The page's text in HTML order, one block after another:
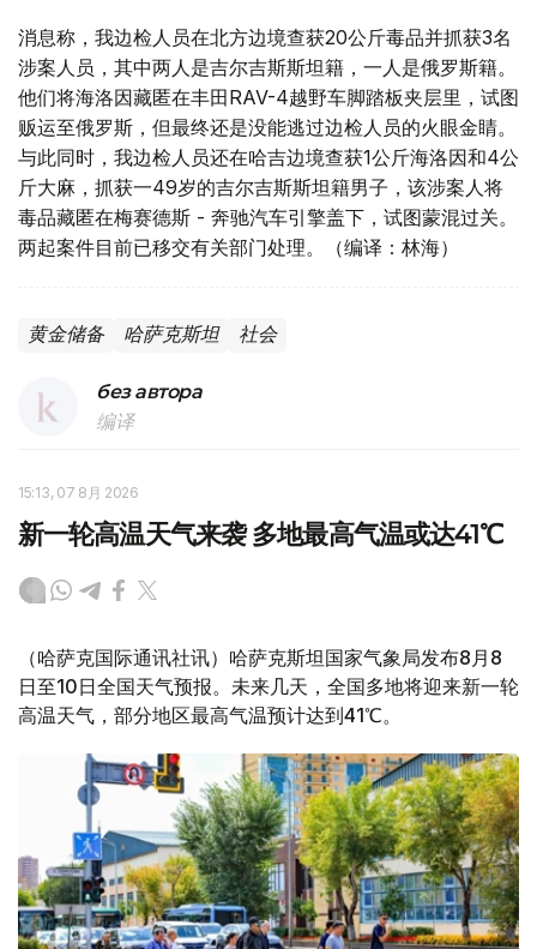
消息称，我边检人员在北方边境查获20公斤毒品并抓获3名
涉案人员，其中两人是吉尔吉斯斯坦籍，一人是俄罗斯籍。
他们将海洛因藏匿在丰田RAV-4越野车脚踏板夹层里，试图
贩运至俄罗斯，但最终还是没能逃过边检人员的火眼金睛。
与此同时，我边检人员还在哈吉边境查获1公斤海洛因和4公
斤大麻，抓获一49岁的吉尔吉斯斯坦籍男子，该涉案人将
毒品藏匿在梅赛德斯 - 奔驰汽车引擎盖下，试图蒙混过关。
两起案件目前已移交有关部门处理。（编译：林海）
黄金储备 哈萨克斯坦 社会
без автора
编译
15:13, 07 8月 2026
新一轮高温天气来袭 多地最高气温或达41℃
（哈萨克国际通讯社讯）哈萨克斯坦国家气象局发布8月8
日至10日全国天气预报。未来几天，全国多地将迎来新一轮
高温天气，部分地区最高气温预计达到41℃。